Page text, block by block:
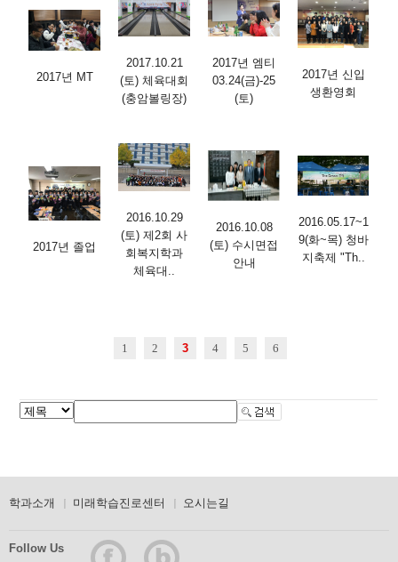
2017년 MT
2017.10.21
(토) 체육대회
(충암볼링장)
2017년 엠티
03.24(금)-25
(토)
2017년 신입
생환영회
2017년 졸업
2016.10.29
(토) 제2회 사
회복지학과
체육대..
2016.10.08
(토) 수시면접
안내
2016.05.17~1
9(화~목) 청바
지축제 "Th..
1 2 3 4 5 6
학과소개 미래학습진로센터 오시는길
Follow Us